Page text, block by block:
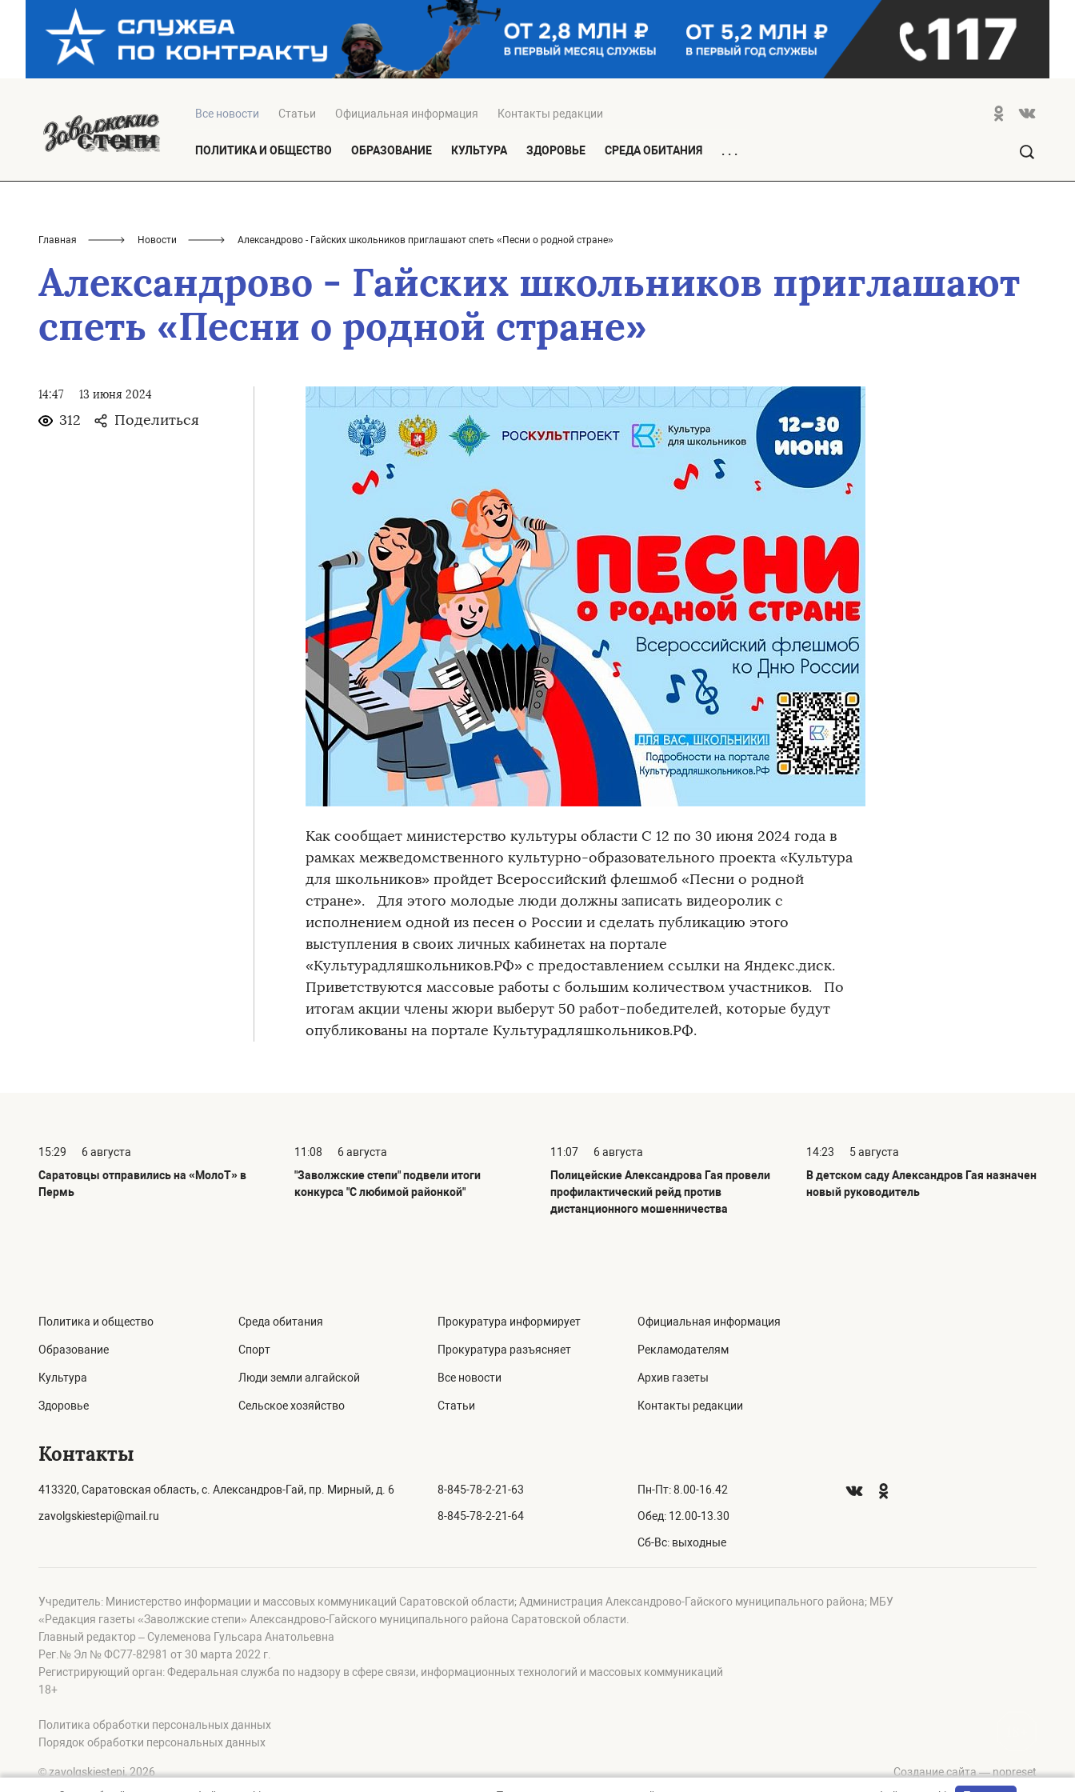
Все новости Статьи Официальная информация Контакты редакции
ПОЛИТИКА И ОБЩЕСТВО ОБРАЗОВАНИЕ КУЛЬТУРА ЗДОРОВЬЕ СРЕДА ОБИТАНИЯ . . .
Главная Новости Александрово - Гайских школьников приглашают спеть «Песни о родной стране»
Александрово - Гайских школьников приглашают
спеть «Песни о родной стране»
14:47 13 июня 2024
312 Поделиться
Как сообщает министерство культуры области С 12 по 30 июня 2024 года в
рамках межведомственного культурно-образовательного проекта «Культура
для школьников» пройдет Всероссийский флешмоб «Песни о родной
стране». Для этого молодые люди должны записать видеоролик с
исполнением одной из песен о России и сделать публикацию этого
выступления в своих личных кабинетах на портале
«Культурадляшкольников.РФ» с предоставлением ссылки на Яндекс.диск.
Приветствуются массовые работы с большим количеством участников. По
итогам акции члены жюри выберут 50 работ-победителей, которые будут
опубликованы на портале Культурадляшкольников.РФ.
15:29
6 августа
Саратовцы отправились на «МолоТ» в
Пермь
11:08
6 августа
"Заволжские степи" подвели итоги
конкурса "С любимой районкой"
11:07
6 августа
Полицейские Александрова Гая провели
профилактический рейд против
дистанционного мошенничества
14:23
5 августа
В детском саду Александров Гая назначен
новый руководитель
Политика и общество
Образование
Культура
Здоровье
Среда обитания
Спорт
Люди земли алгайской
Сельское хозяйство
Прокуратура информирует
Прокуратура разъясняет
Все новости
Статьи
Официальная информация
Рекламодателям
Архив газеты
Контакты редакции
Контакты
413320, Саратовская область, с. Александров-Гай, пр. Мирный, д. 6
zavolgskiestepi@mail.ru
8-845-78-2-21-63
8-845-78-2-21-64
Пн-Пт: 8.00-16.42
Обед: 12.00-13.30
Сб-Вс: выходные
Учредитель: Министерство информации и массовых коммуникаций Саратовской области; Администрация Александрово-Гайского муниципального района; МБУ
«Редакция газеты «Заволжские степи» Александрово-Гайского муниципального района Саратовской области.
Главный редактор – Сулеменова Гульсара Анатольевна
Рег.№ Эл № ФС77-82981 от 30 марта 2022 г.
Регистрирующий орган: Федеральная служба по надзору в сфере связи, информационных технологий и массовых коммуникаций
18+
Политика обработки персональных данных
Порядок обработки персональных данных
© zavolgskiestepi, 2026
Создание сайта — nopreset